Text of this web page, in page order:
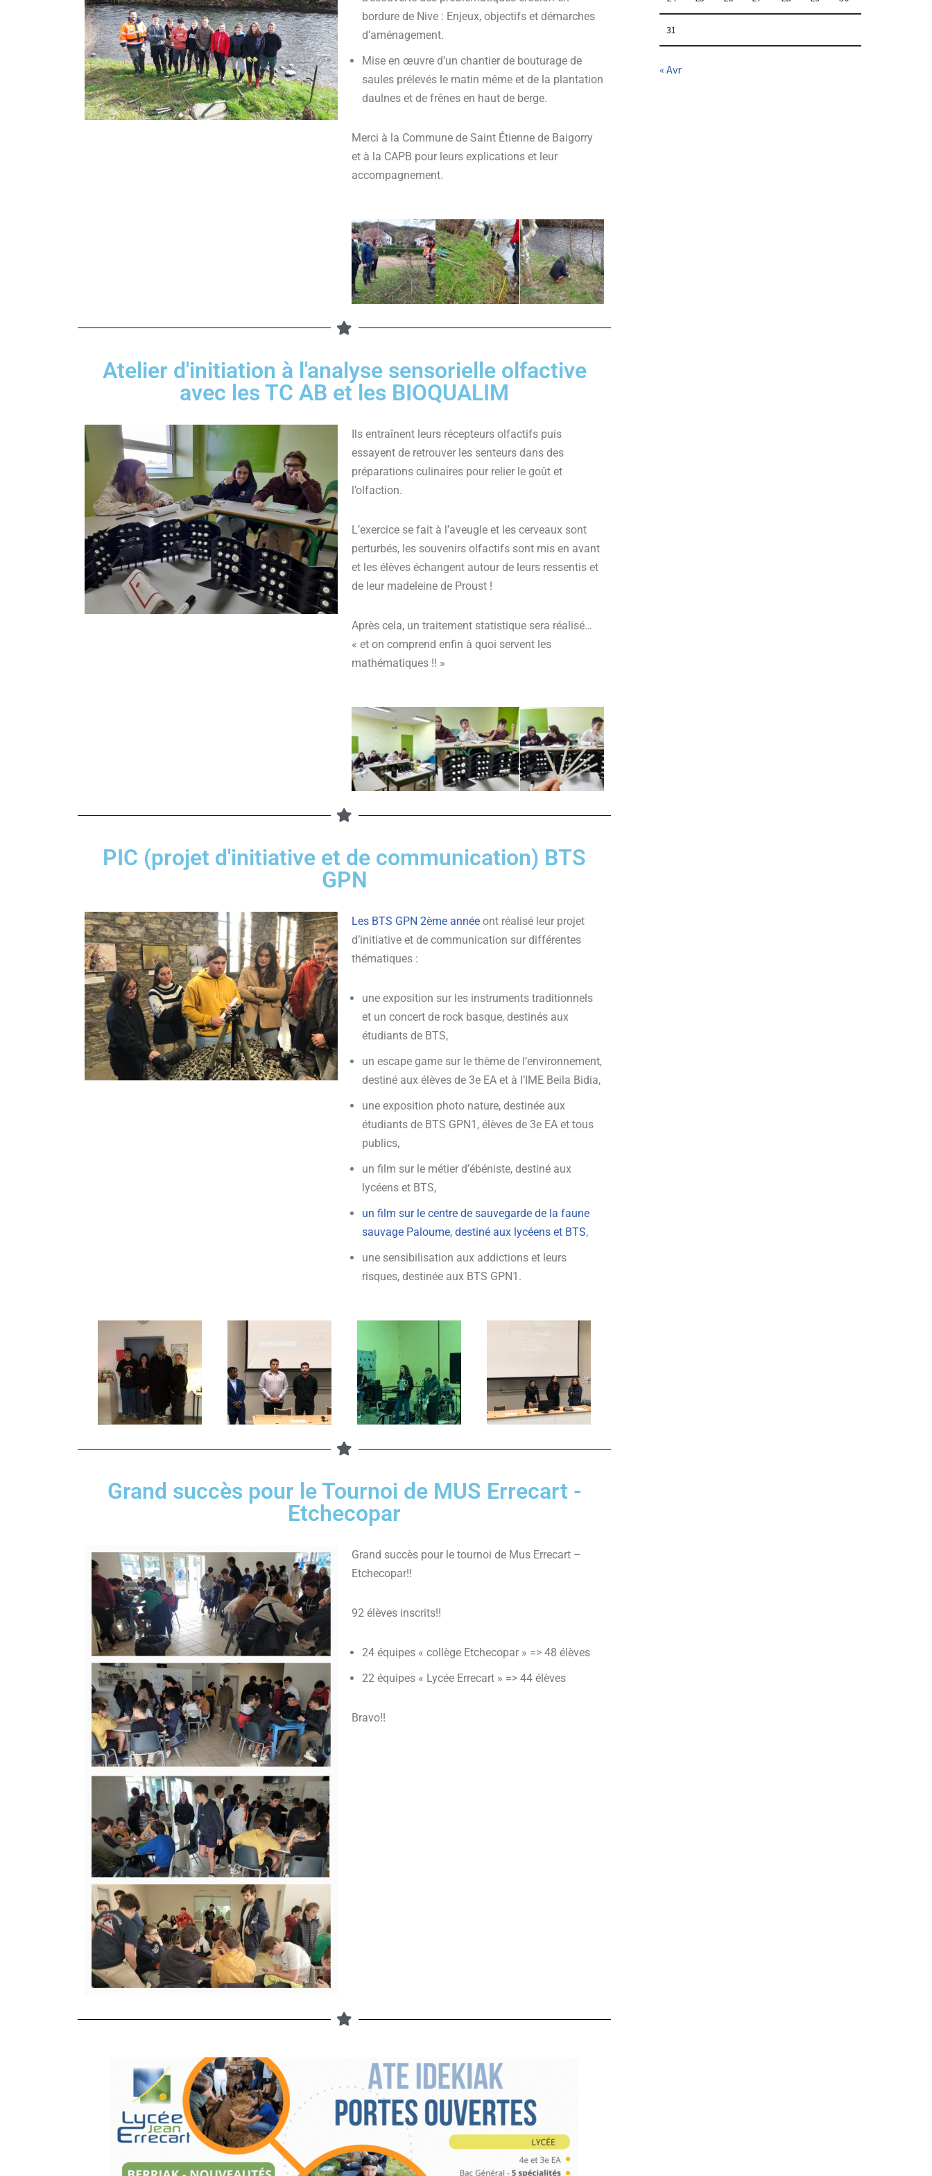
bordure de Nive : Enjeux, objectifs et démarches
d’aménagement.
Mise en œuvre d’un chantier de bouturage de
saules prélevés le matin même et de la plantation
daulnes et de frênes en haut de berge.
Merci à la Commune de Saint Étienne de Baigorry
et à la CAPB pour leurs explications et leur
accompagnement.
Atelier d'initiation à l'analyse sensorielle olfactive
avec les TC AB et les BIOQUALIM
Ils entraînent leurs récepteurs olfactifs puis
essayent de retrouver les senteurs dans des
préparations culinaires pour relier le goût et
l’olfaction.
L’exercice se fait à l’aveugle et les cerveaux sont
perturbés, les souvenirs olfactifs sont mis en avant
et les élèves échangent autour de leurs ressentis et
de leur madeleine de Proust !
Après cela, un traitement statistique sera réalisé…
« et on comprend enfin à quoi servent les
mathématiques !! »
PIC (projet d'initiative et de communication) BTS
GPN
Les BTS GPN 2ème annéeont réalisé leur projet
d’initiative et de communication sur différentes
thématiques :
une exposition sur les instruments traditionnels
et un concert de rock basque, destinés aux
étudiants de BTS,
un escape game sur le thème de l’environnement,
destiné aux élèves de 3e EA et à l’IME Beila Bidia,
une exposition photo nature, destinée aux
étudiants de BTS GPN1, élèves de 3e EA et tous
publics,
un film sur le métier d’ébéniste, destiné aux
lycéens et BTS,
un film sur le centre de sauvegarde de la faune
sauvage Paloume, destiné aux lycéens et BTS,
une sensibilisation aux addictions et leurs
risques, destinée aux BTS GPN1.
Grand succès pour le Tournoi de MUS Errecart -
Etchecopar
Grand succès pour le tournoi de Mus Errecart –
Etchecopar!!
92 élèves inscrits!!
24 équipes « collège Etchecopar » => 48 élèves
22 équipes « Lycée Errecart » => 44 élèves
Bravo!!
31
« Avr